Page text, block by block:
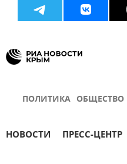
ПОЛИТИКА ОБЩЕСТВО
НОВОСТИ ПРЕСС-ЦЕНТР